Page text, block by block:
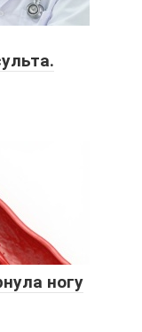
ногу